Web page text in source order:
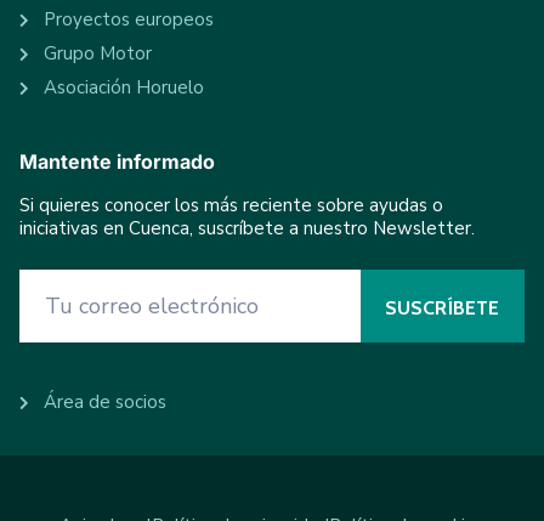
Proyectos europeos
Grupo Motor
Asociación Horuelo
Mantente informado
Si quieres conocer los más reciente sobre ayudas o
iniciativas en Cuenca, suscríbete a nuestro Newsletter.
Área de socios